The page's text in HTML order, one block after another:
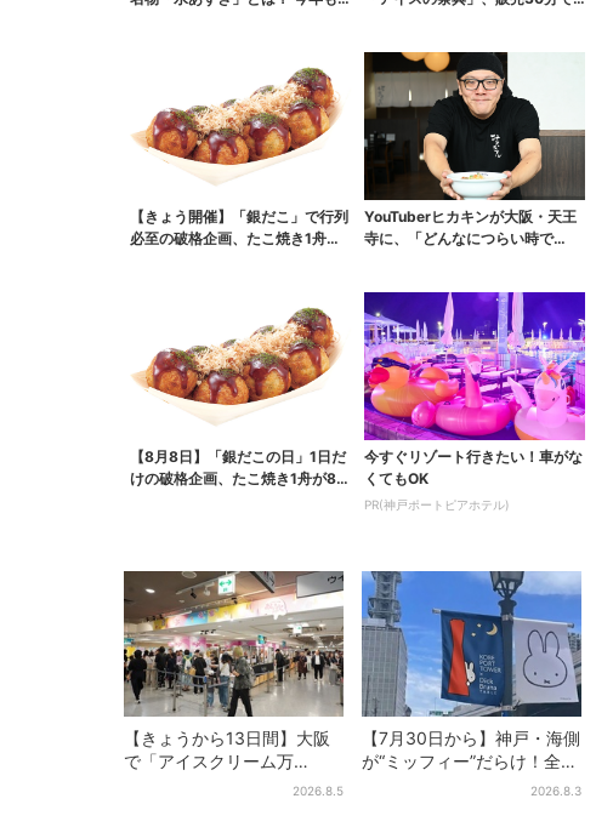
【きょう開催】「銀だこ」で行列
必至の破格企画、たこ焼き1舟が8
YouTuberヒカキンが大阪・天王
寺に、「どんなにつらい時で
【8月8日】「銀だこの日」1日だ
けの破格企画、たこ焼き1舟が88
今すぐリゾート行きたい！車がな
くてもOK
PR(神戸ポートピアホテル)
【きょうから13日間】大阪
で「アイスクリーム万
博」、全国34ブランド・2026.8.5
【7月30日から】神戸・海側
が“ミッフィー”だらけ！全16
施設でパン、スイーツ、ナ
2026.8.3